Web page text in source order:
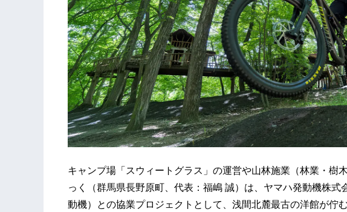
キャンプ場「スウィートグラス」の運営や山林施業（林業・樹
っく（群馬県長野原町、代表：福嶋 誠）は、ヤマハ発動機株式
動機）との協業プロジェクトとして、浅間北麓最古の洋館が佇